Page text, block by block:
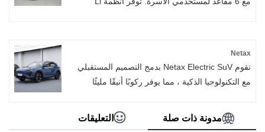
المتطور ذاتيًا - Li Ad Max وأعلى مستوى من سلامة
الجسم يحمي كل فرد من أفراد الأسرة.
Netax
تقوم Netax Electric SuV بدمج التصميم المستقبلي
مع التكنولوجيا الذكية ، مما يوفر ركوبًا أنيقًا مليئًا
المتطورة تجربة قيادة استثنائية ، في حين أن عمر
البطارية الخارجي الأنيق والمثير للإعجاب يضمنون أن
مدونة ذات صلة التعليقات